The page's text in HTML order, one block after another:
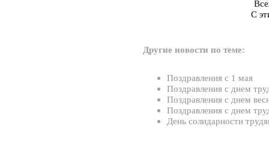
С
Другие новости по теме:
Поздравления с 1 мая
Поздравления с днем
Поздравления с днем
Поздравления с днем
День солидарности